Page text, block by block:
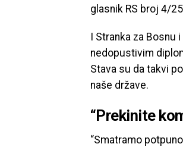
glasnik RS broj 4/
I Stranka za
nedopustivim
Stava su da takvi
naše države.
“Prekinite
“Smatramo